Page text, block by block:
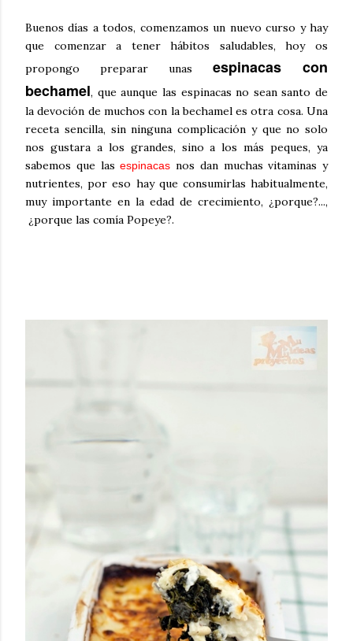
Buenos días a todos, comenzamos un nuevo curso y hay
que comenzar a tener hábitos saludables, hoy os
propongo preparar unas espinacas con
bechamel, que aunque las espinacas no sean santo de
la devoción de muchos con la bechamel es otra cosa. Una
receta sencilla, sin ninguna complicación y que no solo
nos gustara a los grandes, sino a los más peques, ya
sabemos que lasespinacas nos dan muchas vitaminas y
nutrientes, por eso hay que consumirlas habitualmente,
muy importante en la edad de crecimiento, ¿porque?...,
¿porque las comía Popeye?.